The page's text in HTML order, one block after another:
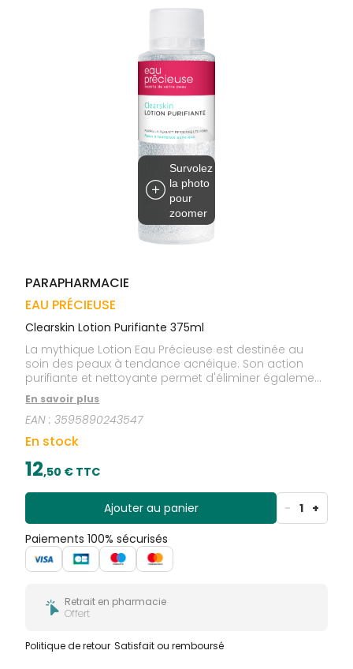
Survolez
la photo
pour
zoomer
PARAPHARMACIE
EAU PRÉCIEUSE
Clearskin Lotion Purifiante 375ml
La mythique Lotion Eau Précieuse est destinée au
soin des peaux à tendance acnéique. Son action
purifiante et nettoyante permet d'éliminer également
en douceur les impuretés, ainsi que d'éliminer l'excès
de sébum pour une sensation de peau moins
grasse, grâce à sa formule à base d'acide
salicylique et de glycérine. La lotion Clearskin resserre
les pores de la peau. Elle complète votre routine de
soins du visage et laisse votre peau propre.
En savoir plus
EAN :3595890243547
En stock
12,50 € TTC
Ajouter au panier - 1 +
Paiements 100% sécurisés
Retrait en pharmacie
Offert
Politique de retour Satisfait ou remboursé